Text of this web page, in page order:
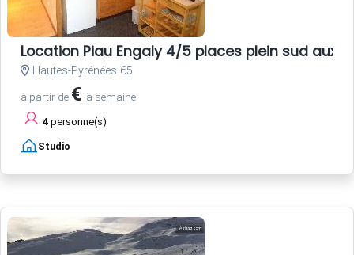
Location Piau Engaly 4/5 places plein sud aux
Hautes-Pyrénées 65
à partir de € la semaine
4 personne(s)
Studio